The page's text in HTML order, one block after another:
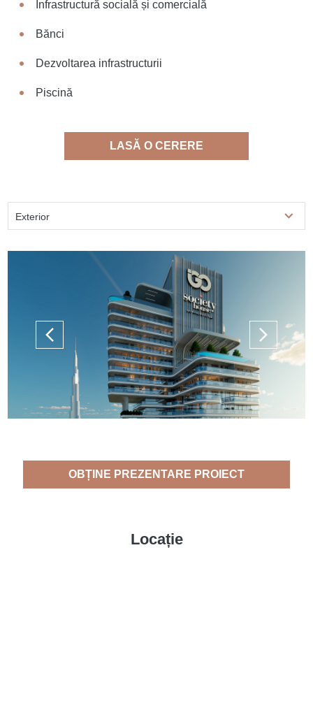
Infrastructură socială și comercială
Bănci
Dezvoltarea infrastructurii
Piscină
LASĂ O CERERE
Exterior
OBȚINE PREZENTARE PROIECT
Locație